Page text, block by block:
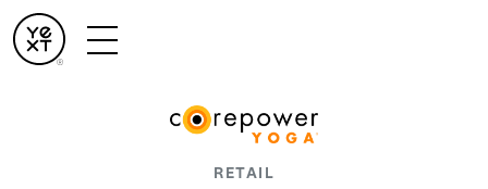
RETAIL